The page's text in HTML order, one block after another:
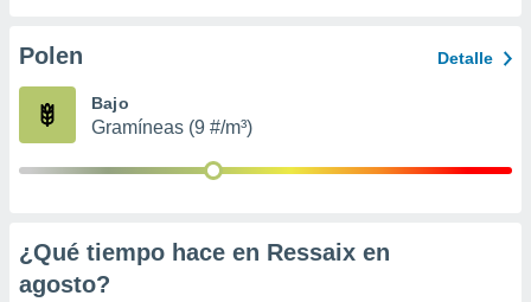
e
mediante
de
Polen Detalle
Bajo
Gramíneas (9 #/m³)
¿Qué tiempo hace en Ressaix en
agosto?